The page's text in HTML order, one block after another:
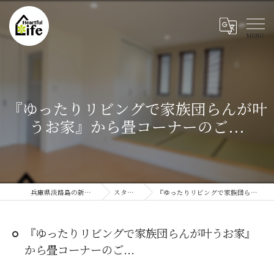
『ゆったりリビングで家族団らんが叶
うお家』から畳コーナーのご...
兵庫県淡路島の新築ならハートフルライフ スタッフブログ 『ゆったりリビングで家族団らんが叶うお家』から畳コーナーのご...
『ゆったりリビングで家族団らんが叶うお家』
から畳コーナーのご...